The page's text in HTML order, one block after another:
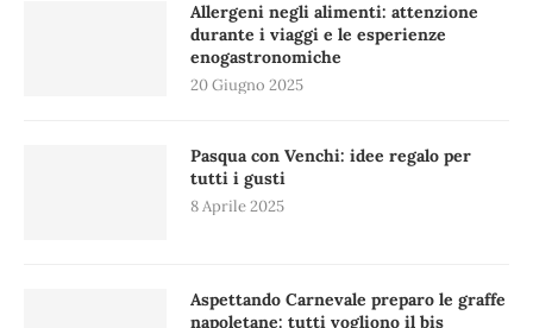
Allergeni negli alimenti: attenzione
durante i viaggi e le esperienze
enogastronomiche
20 Giugno 2025
Pasqua con Venchi: idee regalo per
tutti i gusti
8 Aprile 2025
Aspettando Carnevale preparo le graffe
napoletane: tutti vogliono il bis